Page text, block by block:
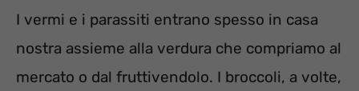
I vermi e i parassiti entrano spesso in casa
nostra assieme alla verdura che compriamo al
mercato o dal fruttivendolo. I broccoli, a volte,